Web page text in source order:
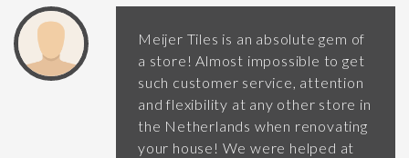
Meijer Tiles is an absolute gem of
a store! Almost impossible to get
such customer service, attention
and flexibility at any other store in
the Netherlands when renovating
your house! We were helped at